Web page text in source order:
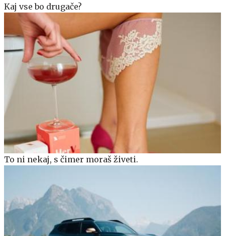
Kaj vse bo drugače?
To ni nekaj, s čimer moraš živeti.